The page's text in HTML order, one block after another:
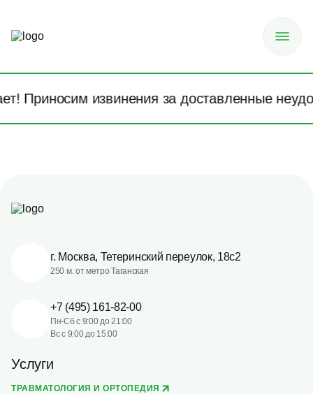
Приносим извинения за доставленные
г. Москва, Тетеринский переулок, 18с2
250 м. от метро Таганская
+7 (495) 161-82-00
Пн-Сб с 9:00 до 21:00
Вс с 9:00 до 15:00
Услуги
ТРАВМАТОЛОГИЯ И ОРТОПЕДИЯ